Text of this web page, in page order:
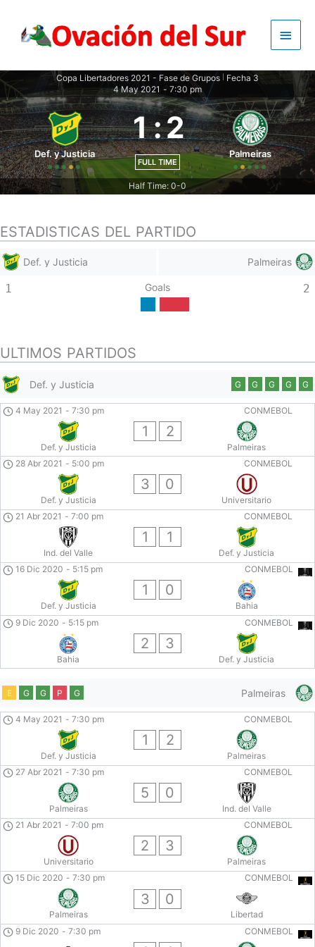
content
Main
Copa Libertadores 2021 - Fase de Grupos
Fecha 3
4 May 2021 - 7:30 pm
Def. y Justicia
1:2
FULL TIME
Palmeiras
Half Time: 0-0
ESTADISTICAS DEL PARTIDO
Def. y Justicia Palmeiras
1 Goals 2
ULTIMOS PARTIDOS
Def. y Justicia G G G G G
CONMEBOL
4 May 2021 - 7:30 pm
Def. y Justicia
1 2
Palmeiras
CONMEBOL
28 Abr 2021 - 5:00 pm
Def. y Justicia
3 0
Universitario
CONMEBOL
21 Abr 2021 - 7:00 pm
Ind. del Valle
1 1
Def. y Justicia
CONMEBOL
16 Dic 2020 - 5:15 pm
Def. y Justicia
1 0
Bahia
CONMEBOL
9 Dic 2020 - 5:15 pm
Bahia
2 3
Def. y Justicia
Palmeiras
E G G P G
CONMEBOL
4 May 2021 - 7:30 pm
Def. y Justicia
1 2
Palmeiras
CONMEBOL
27 Abr 2021 - 7:30 pm
Palmeiras
5 0
Ind. del Valle
CONMEBOL
21 Abr 2021 - 7:00 pm
Universitario
2 3
Palmeiras
CONMEBOL
15 Dic 2020 - 7:30 pm
Palmeiras
3 0
Libertad
CONMEBOL
9 Dic 2020 - 7:30 pm